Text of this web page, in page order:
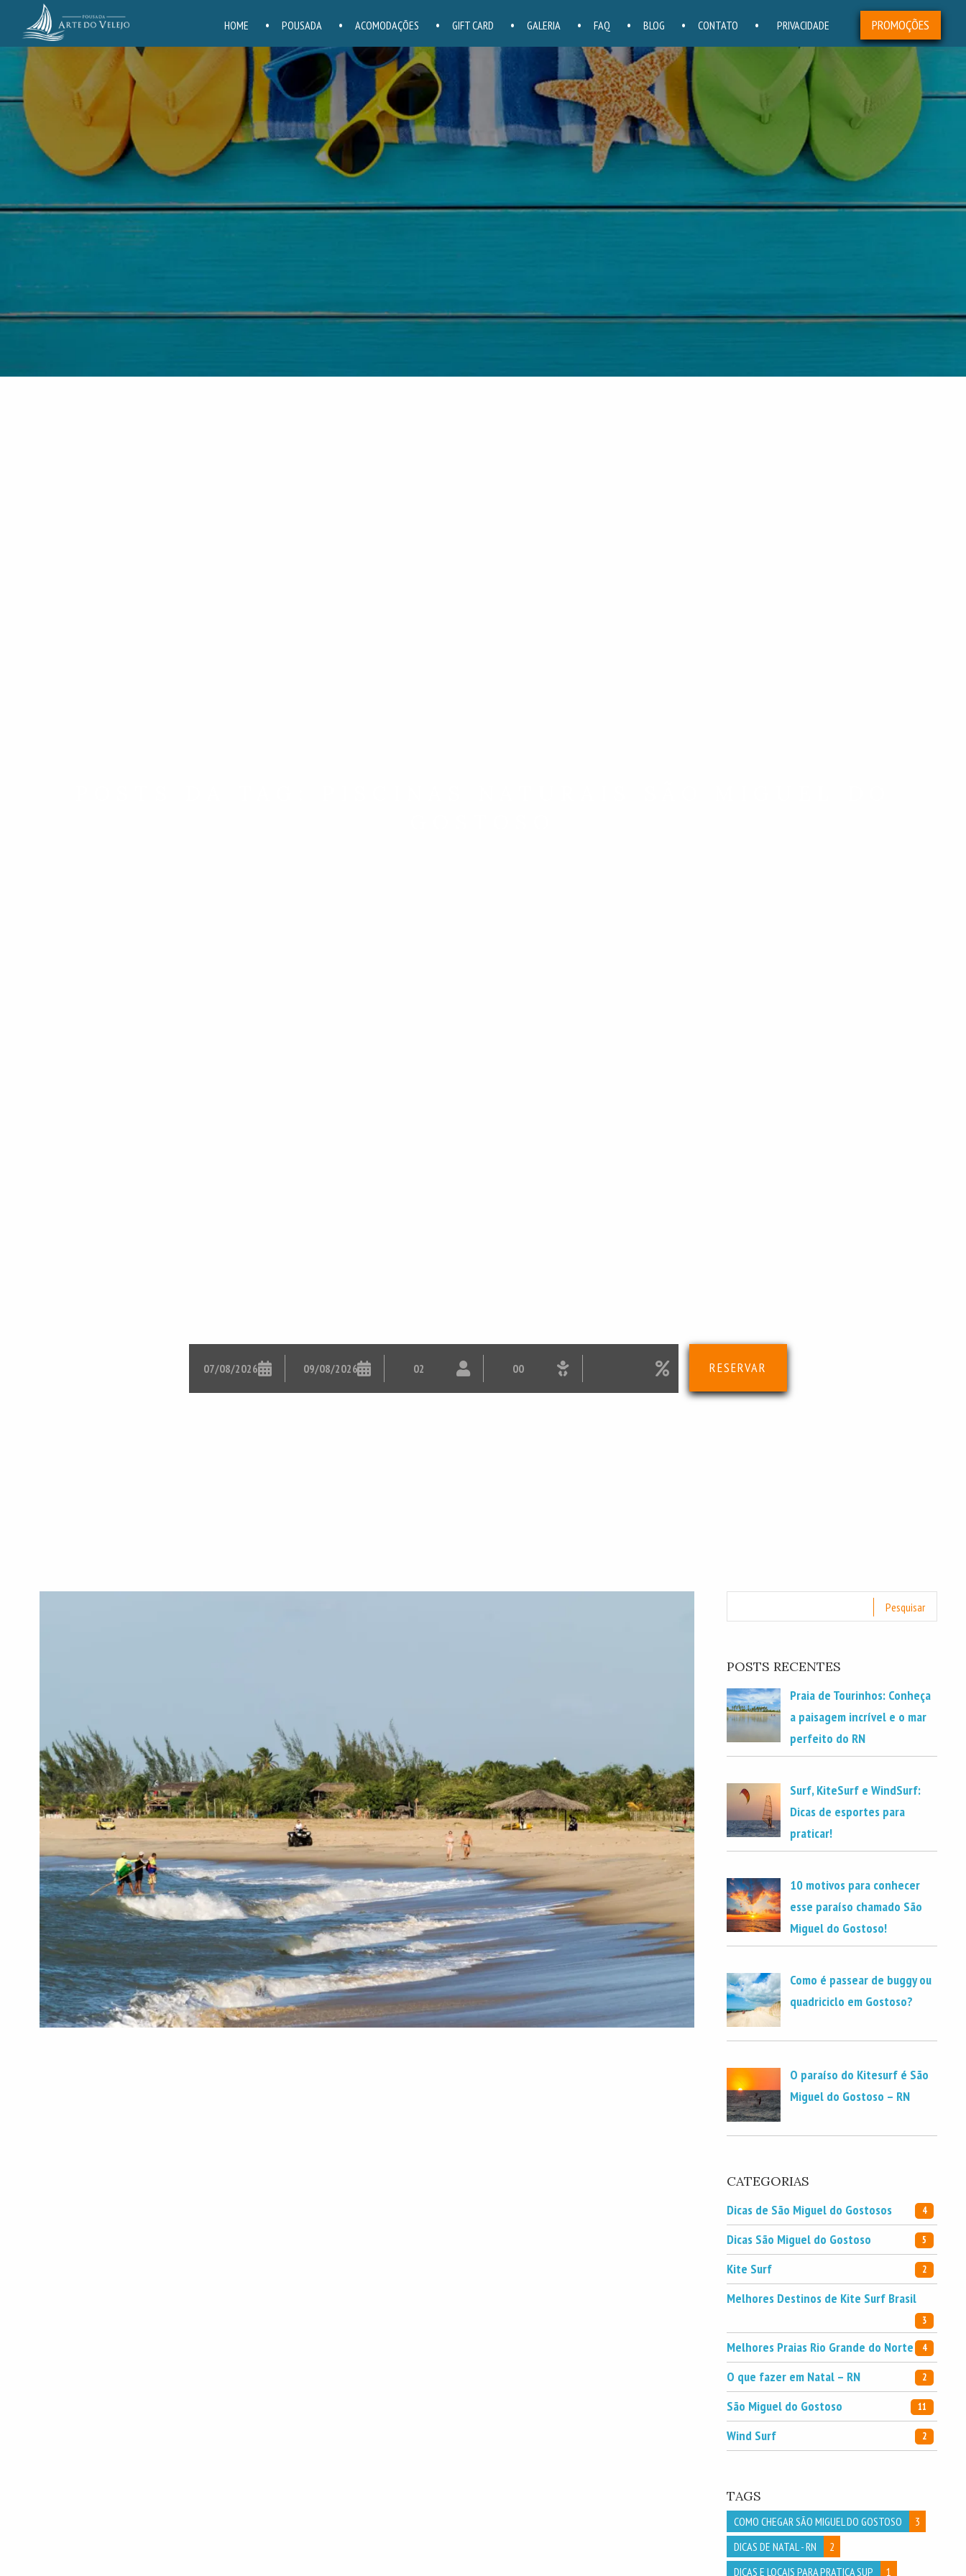
HOME POUSADA ACOMODAÇÕES GIFT CARD GALERIA FAQ BLOG CONTATO PRIVACIDADE PROMOÇÕES
RESERVAR
POSTS RECENTES
Praia de Tourinhos: Conheça
a paisagem incrível e o mar
perfeito do RN
Surf, KiteSurf e WindSurf:
Dicas de esportes para
praticar!
10 motivos para conhecer
esse paraíso chamado São
Miguel do Gostoso!
Como é passear de buggy ou
quadriciclo em Gostoso?
O paraíso do Kitesurf é São
Miguel do Gostoso – RN
CATEGORIAS
Dicas de São Miguel do Gostosos
4
Dicas São Miguel do Gostoso 5
Kite Surf 2
Melhores Destinos de Kite Surf Brasil
3
Melhores Praias Rio Grande do Norte 4
O que fazer em Natal – RN 2
São Miguel do Gostoso 11
Wind Surf 2
TAGS
COMO CHEGAR SÃO MIGUEL DO GOSTOSO
3
DICAS DE NATAL - RN
2
DICAS E LOCAIS PARA PRATICA SUP
1